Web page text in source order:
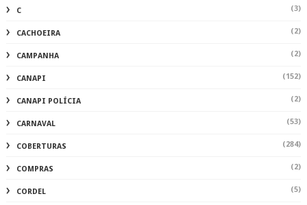
C (3)
CACHOEIRA (2)
CAMPANHA (2)
CANAPI (152)
CANAPI POLÍCIA (2)
CARNAVAL (53)
COBERTURAS (284)
COMPRAS (2)
CORDEL (5)